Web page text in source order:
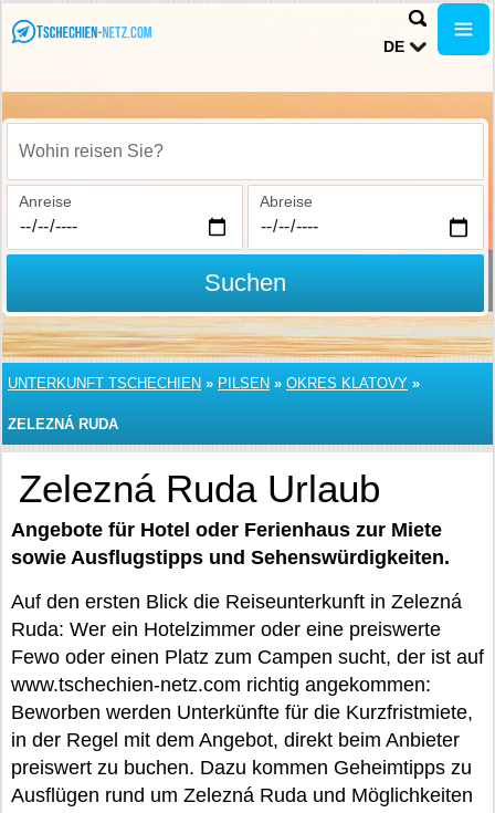
DE
Wohin reisen Sie?
Anreise Abreise
Suchen
UNTERKUNFT TSCHECHIEN » PILSEN » OKRES KLATOVY »
ZELEZNÁ RUDA
Zelezná Ruda Urlaub
Angebote für Hotel oder Ferienhaus zur Miete
sowie Ausflugstipps und Sehenswürdigkeiten.
Auf den ersten Blick die Reiseunterkunft in Zelezná
Ruda: Wer ein Hotelzimmer oder eine preiswerte
Fewo oder einen Platz zum Campen sucht, der ist auf
www.tschechien-netz.com richtig angekommen:
Beworben werden Unterkünfte für die Kurzfristmiete,
in der Regel mit dem Angebot, direkt beim Anbieter
preiswert zu buchen. Dazu kommen Geheimtipps zu
Ausflügen rund um Zelezná Ruda und Möglichkeiten